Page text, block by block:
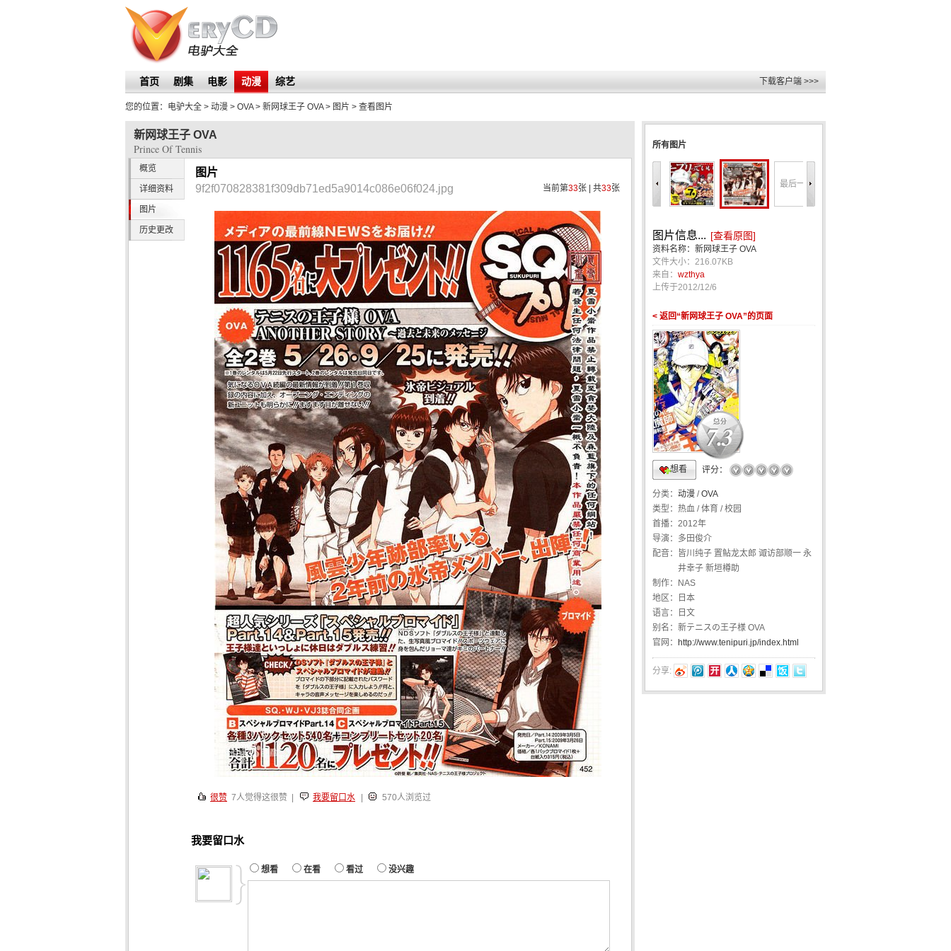
首页 剧集 电影 动漫 综艺 下载客户端 >>>
您的位置： 电驴大全 > 动漫 > OVA > 新网球王子 OVA> 图片 > 查看图片
新网球王子 OVA
Prince Of Tennis
概览
详细资料
图片
历史更改
图片
当前第33张 | 共33张
9f2f070828381f309db71ed5a9014c086e06f024.jpg
很赞 7人觉得这很赞 | 我要留口水 570人浏览过
我要留口水
想看 在看 看过 没兴趣
所有图片
最后一张
图片信息... [查看原图]
资料名称：新网球王子 OVA
文件大小：216.07KB
来自： wzthya
上传于2012/12/6
< 返回“新网球王子 OVA”的页面
7.3
想看 评分：
☆ ☆ ☆ ☆ ☆
分类： 动漫 /OVA
类型： 热血 / 体育 / 校园
首播： 2012年
导演： 多田俊介
配音： 皆川纯子 置鲇龙太郎 诹访部顺一 永
井幸子 新垣樽助
制作：
NAS
地区：
日本
语言：
日文
别名： 新テニスの王子様 OVA
官网：
http://www.tenipuri.jp/index.html
分享: